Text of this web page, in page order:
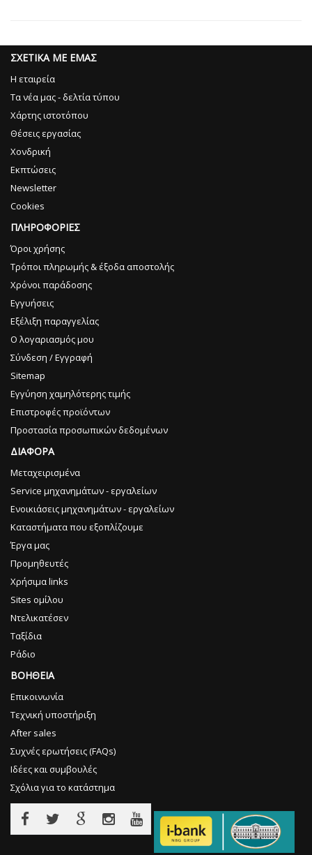
ΣΧΕΤΙΚΑ ΜΕ ΕΜΑΣ
Η εταιρεία
Τα νέα μας - δελτία τύπου
Χάρτης ιστοτόπου
Θέσεις εργασίας
Χονδρική
Εκπτώσεις
Newsletter
Cookies
ΠΛΗΡΟΦΟΡΙΕΣ
Όροι χρήσης
Τρόποι πληρωμής & έξοδα αποστολής
Χρόνοι παράδοσης
Εγγυήσεις
Εξέλιξη παραγγελίας
Ο λογαριασμός μου
Σύνδεση / Εγγραφή
Sitemap
Εγγύηση χαμηλότερης τιμής
Επιστροφές προϊόντων
Προστασία προσωπικών δεδομένων
ΔΙΑΦΟΡΑ
Μεταχειρισμένα
Service μηχανημάτων - εργαλείων
Ενοικιάσεις μηχανημάτων - εργαλείων
Καταστήματα που εξοπλίζουμε
Έργα μας
Προμηθευτές
Χρήσιμα links
Sites ομίλου
Ντελικατέσεν
Ταξίδια
Ράδιο
ΒΟΗΘΕΙΑ
Επικοινωνία
Τεχνική υποστήριξη
After sales
Συχνές ερωτήσεις (FAQs)
Ιδέες και συμβουλές
Σχόλια για το κατάστημα